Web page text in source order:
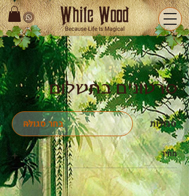
סרטונים בתשלום
סגולות
+ מחיר